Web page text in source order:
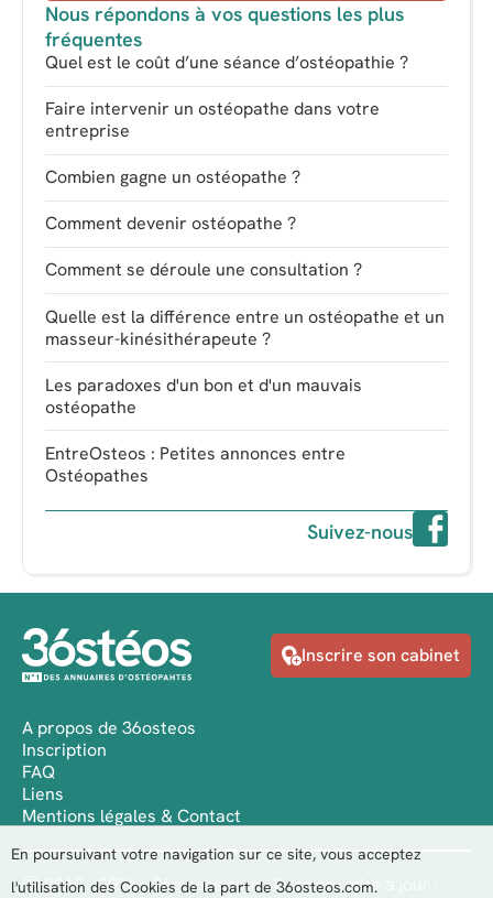
Nous répondons à vos questions les plus
fréquentes
Quel est le coût d’une séance d’ostéopathie ?
Faire intervenir un ostéopathe dans votre
entreprise
Combien gagne un ostéopathe ?
Comment devenir ostéopathe ?
Comment se déroule une consultation ?
Quelle est la différence entre un ostéopathe et un
masseur-kinésithérapeute ?
Les paradoxes d'un bon et d'un mauvais
ostéopathe
EntreOsteos : Petites annonces entre
Ostéopathes
Suivez-nous
En poursuivant votre navigation sur ce site, vous acceptez
l'utilisation des Cookies de la part de 36osteos.com.
Inscrire son cabinet
A propos de 36osteos
Inscription
FAQ
Liens
Mentions légales & Contact
Ⓒ 2010 - 2026 - 36osteos.com - Dernière mise à jour :